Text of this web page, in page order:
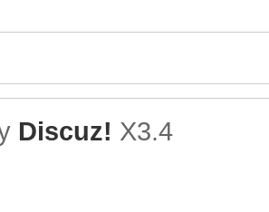
Discuz! X3.4